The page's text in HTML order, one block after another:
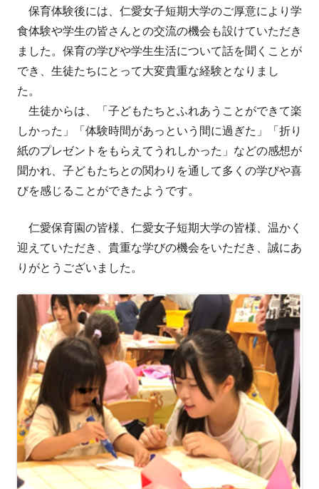
保育体験後には、仁愛女子短期大学のご厚意により学
食体験や学生の皆さんとの交流の機会も設けていただき
ました。保育の学びや学生生活について話を聞くことが
でき、生徒たちにとって大変貴重な経験となりまし
た。
生徒からは、「子どもたちとふれあうことができて楽
しかった」「体験時間があっという間に過ぎた」「折り
紙のプレゼントをもらえてうれしかった」などの感想が
聞かれ、子どもたちとの関わりを通して多くの学びや喜
びを感じることができたようです。
仁愛保育園の皆様、仁愛女子短期大学の皆様、温かく
迎えていただき、貴重な学びの機会をいただき、誠にあ
りがとうございました。